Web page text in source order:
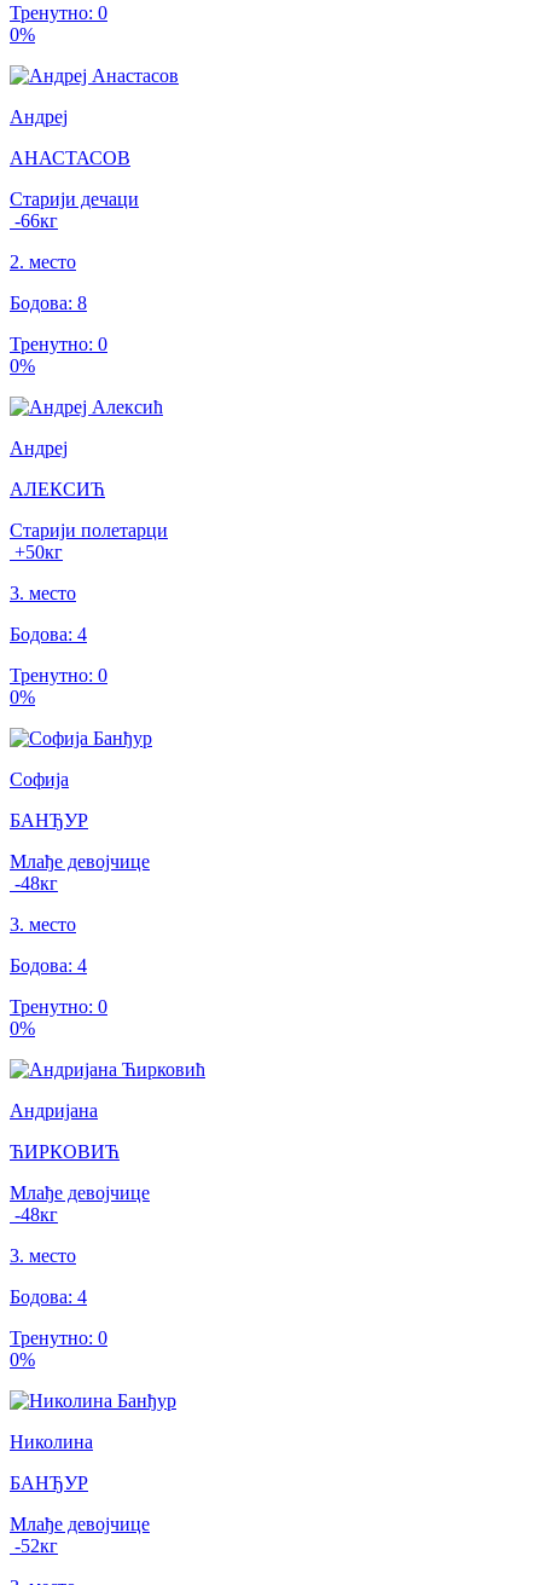
Тренутно: 0
0%
Андреј
АНАСТАСОВ
Старији дечаци
-66кг
2. место
Бодова: 8
Тренутно: 0
0%
Андреј
АЛЕКСИЋ
Старији полетарци
+50кг
3. место
Бодова: 4
Тренутно: 0
0%
Софија
БАНЂУР
Млађе девојчице
-48кг
3. место
Бодова: 4
Тренутно: 0
0%
Андријана
ЋИРКОВИЋ
Млађе девојчице
-48кг
3. место
Бодова: 4
Тренутно: 0
0%
Николина
БАНЂУР
Млађе девојчице
-52кг